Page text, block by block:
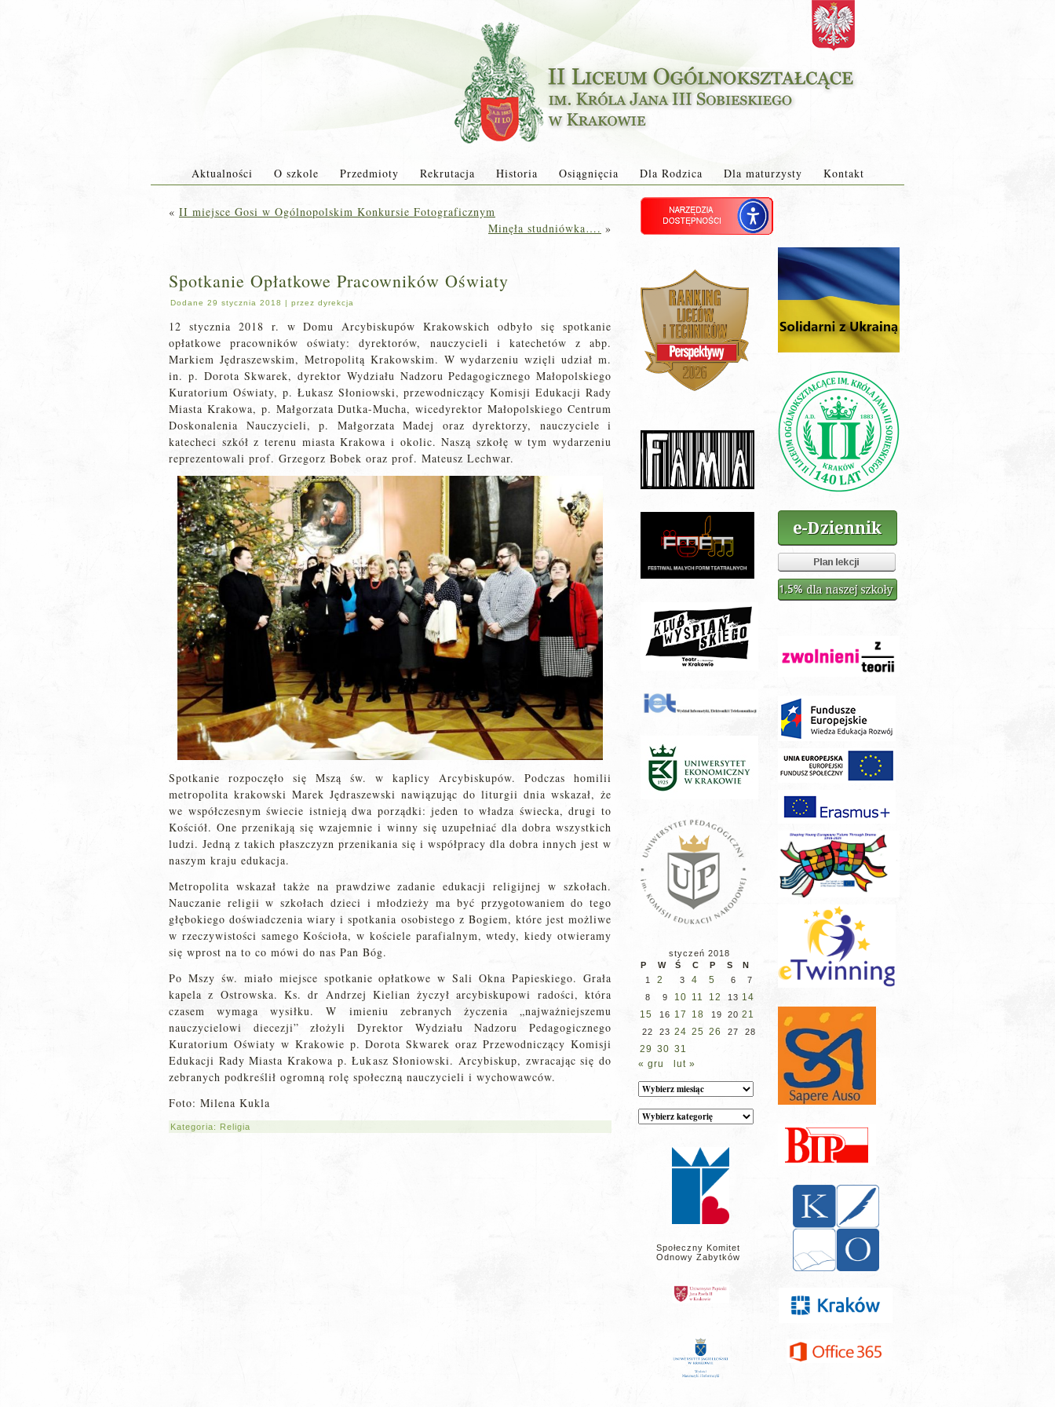
Aktualności O szkole Przedmioty Rekrutacja Historia Osiągnięcia Dla Rodzica Dla maturzysty Kontakt
« II miejsce Gosi w Ogólnopolskim Konkursie Fotograficznym
Minęła studniówka…. »
Spotkanie Opłatkowe Pracowników Oświaty
Dodane 29 stycznia 2018 | przez dyrekcja
12 stycznia 2018 r. w Domu Arcybiskupów Krakowskich odbyło się spotkanie
opłatkowe pracowników oświaty: dyrektorów, nauczycieli i katechetów z abp.
Markiem Jędraszewskim, Metropolitą Krakowskim. W wydarzeniu wzięli udział m.
in. p. Dorota Skwarek, dyrektor Wydziału Nadzoru Pedagogicznego Małopolskiego
Kuratorium Oświaty, p. Łukasz Słoniowski, przewodniczący Komisji Edukacji Rady
Miasta Krakowa, p. Małgorzata Dutka-Mucha, wicedyrektor Małopolskiego Centrum
Doskonalenia Nauczycieli, p. Małgorzata Madej oraz dyrektorzy, nauczyciele i
katecheci szkół z terenu miasta Krakowa i okolic. Naszą szkołę w tym wydarzeniu
reprezentowali prof. Grzegorz Bobek oraz prof. Mateusz Lechwar.
Spotkanie rozpoczęło się Mszą św. w kaplicy Arcybiskupów. Podczas homilii
metropolita krakowski Marek Jędraszewski nawiązując do liturgii dnia wskazał, że
we współczesnym świecie istnieją dwa porządki: jeden to władza świecka, drugi to
Kościół. One przenikają się wzajemnie i winny się uzupełniać dla dobra wszystkich
ludzi. Jedną z takich płaszczyzn przenikania się i współpracy dla dobra innych jest w
naszym kraju edukacja.
Metropolita wskazał także na prawdziwe zadanie edukacji religijnej w szkołach.
Nauczanie religii w szkołach dzieci i młodzieży ma być przygotowaniem do tego
głębokiego doświadczenia wiary i spotkania osobistego z Bogiem, które jest możliwe
w rzeczywistości samego Kościoła, w kościele parafialnym, wtedy, kiedy otwieramy
się wprost na to co mówi do nas Pan Bóg.
Po Mszy św. miało miejsce spotkanie opłatkowe w Sali Okna Papieskiego. Grała
kapela z Ostrowska. Ks. dr Andrzej Kielian życzył arcybiskupowi radości, która
czasem wymaga wysiłku. W imieniu zebranych życzenia „najważniejszemu
nauczycielowi diecezji” złożyli Dyrektor Wydziału Nadzoru Pedagogicznego
Kuratorium Oświaty w Krakowie p. Dorota Skwarek oraz Przewodniczący Komisji
Edukacji Rady Miasta Krakowa p. Łukasz Słoniowski. Arcybiskup, zwracając się do
zebranych podkreślił ogromną rolę społeczną nauczycieli i wychowawców.
Foto: Milena Kukla
Kategoria: Religia
styczeń 2018
P
W Ś C P S
N
1
2 3 4 5 6
7
8
9 10 11 12 13 14
15
16 17 18 19 20 21
22 23 24 25 26 27 28
29 30 31
« gru
lut »
Archiwum
Kategorie
wpisów
Społeczny Komitet
Odnowy Zabytków